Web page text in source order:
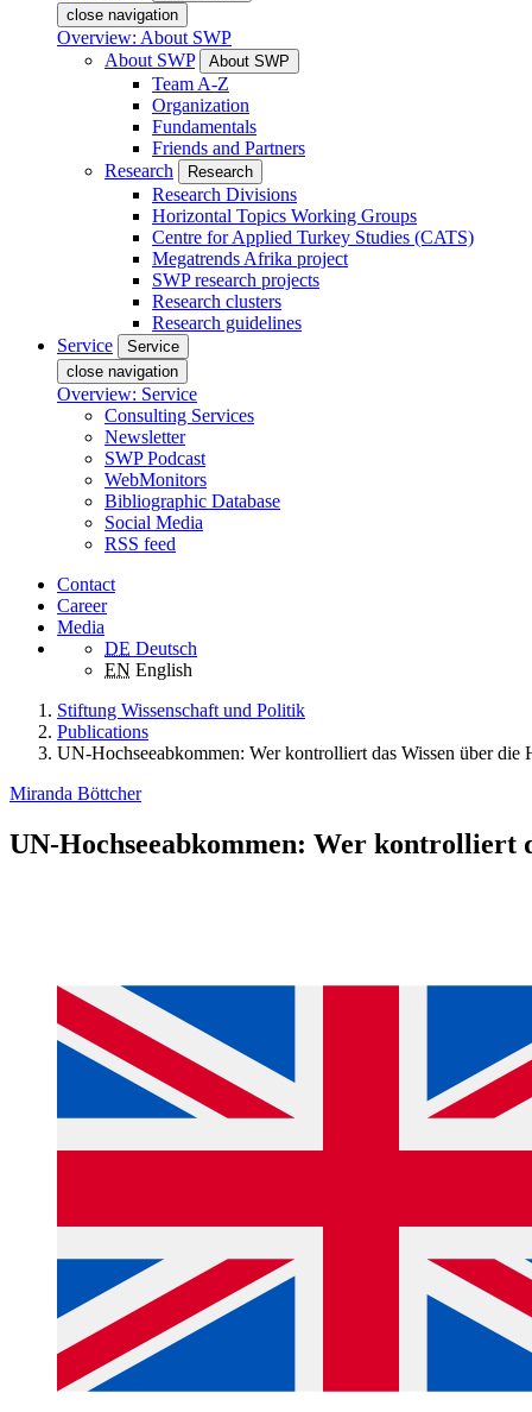
close navigation
Overview: About SWP
About SWP
About SWP
Team A-Z
Organization
Fundamentals
Friends and Partners
Research
Research
Research Divisions
Horizontal Topics Working Groups
Centre for Applied Turkey Studies (CATS)
Megatrends Afrika project
SWP research projects
Research clusters
Research guidelines
Service
Service
close navigation
Overview: Service
Consulting Services
Newsletter
SWP Podcast
WebMonitors
Bibliographic Database
Social Media
RSS feed
Contact
Career
Media
DE Deutsch
EN English
Stiftung Wissenschaft und Politik
Publications
UN-Hochseeabkommen: Wer kontrolliert das Wissen über die
Miranda Böttcher
UN-Hochseeabkommen: Wer kontrolliert